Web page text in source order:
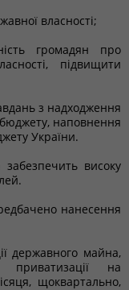
власності;
громадян про
підвищити
з надходження
бюджету, наповнення
України.
високу
нанесення
державного майна,
на
щоквартально,